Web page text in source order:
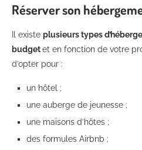
Réserver son
Il existe plusieurs types
budgetet en fonction de votre
d’opter pour :
un hôtel ;
une auberge de jeunesse ;
une maisons d’hôtes ;
des formules Airbnb ;